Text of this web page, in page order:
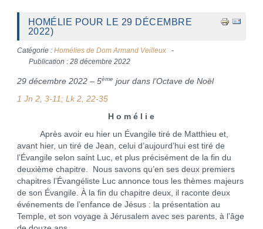
HOMÉLIE POUR LE 29 DÉCEMBRE
2022)
Catégorie : Homélies de Dom Armand Veilleux
Publication : 28 décembre 2022
29 décembre 2022 – 5ème jour dans l’Octave de Noël
1 Jn 2, 3-11; Lk 2, 22-35
H o m é l i e
Après avoir eu hier un Évangile tiré de Matthieu et,
avant hier, un tiré de Jean, celui d’aujourd’hui est tiré de
l’Évangile selon saint Luc, et plus précisément de la fin du
deuxième chapitre. Nous savons qu’en ses deux premiers
chapitres l’Évangéliste Luc annonce tous les thèmes majeurs
de son Évangile. À la fin du chapitre deux, il raconte deux
événements de l’enfance de Jésus : la présentation au
Temple, et son voyage à Jérusalem avec ses parents, à l’âge